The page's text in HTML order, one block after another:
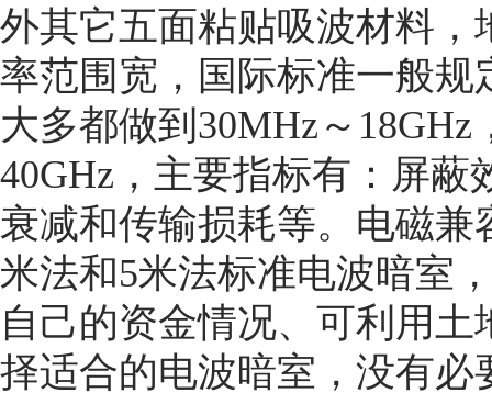
外其它五面粘贴吸波材料
率范围宽，国际标准一般规
大多都做到30MHz～
40GHz，主要指标有：屏
衰减和传输损耗等。电磁兼
米法和5米法标准电波暗室
自己的资金情况、可利用
择适合的电波暗室，没有必